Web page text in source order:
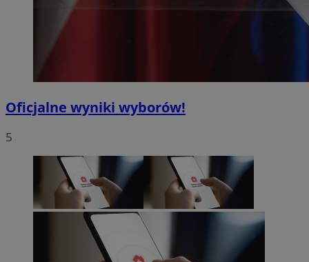
Oficjalne wyniki wyborów!
5